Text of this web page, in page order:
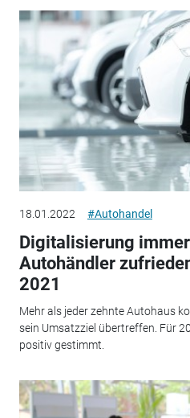
18.01.2022 #Autohandel
Digitalisierung
Autohändler
2021
Mehr als jeder zehnte Autohaus
sein Umsatzziel übertreffen. Für
positiv gestimmt.